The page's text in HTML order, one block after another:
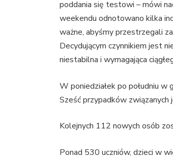
poddania się testowi – mówi
weekendu odnotowano kilka
ważne, abyśmy przestrzegali
Decydującym czynnikiem jest
niestabilna i wymagająca
W poniedziałek po południu
Sześć przypadków
Kolejnych ​​112 nowych osób
Ponad 530 uczniów, dzieci w